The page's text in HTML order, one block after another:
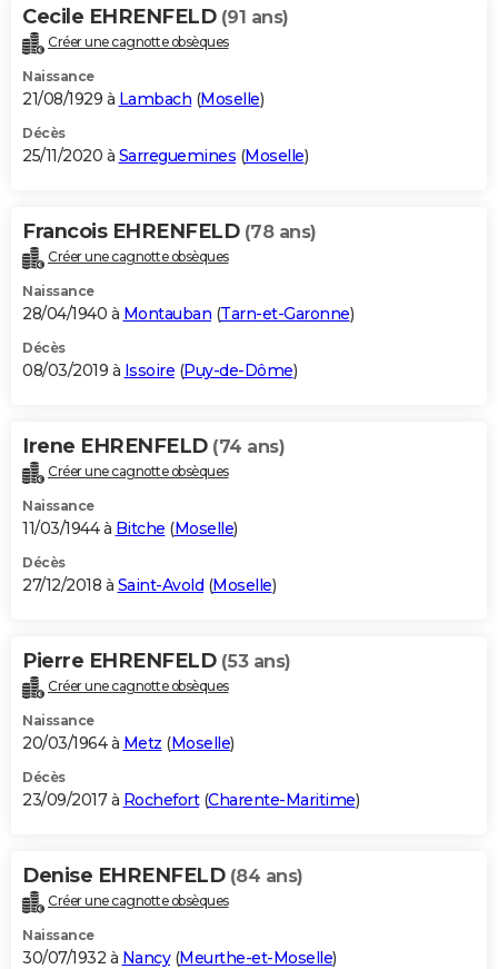
Cecile EHRENFELD (91 ans)
Créer une cagnotte obsèques
Naissance
21/08/1929 à Lambach (Moselle)
Décès
25/11/2020 à Sarreguemines (Moselle)
Francois EHRENFELD (78 ans)
Créer une cagnotte obsèques
Naissance
28/04/1940 à Montauban (Tarn-et-Garonne)
Décès
08/03/2019 à Issoire (Puy-de-Dôme)
Irene EHRENFELD (74 ans)
Créer une cagnotte obsèques
Naissance
11/03/1944 à Bitche (Moselle)
Décès
27/12/2018 à Saint-Avold (Moselle)
Pierre EHRENFELD (53 ans)
Créer une cagnotte obsèques
Naissance
20/03/1964 à Metz (Moselle)
Décès
23/09/2017 à Rochefort(Charente-Maritime)
Denise EHRENFELD (84 ans)
Créer une cagnotte obsèques
Naissance
30/07/1932 à Nancy(Meurthe-et-Moselle)